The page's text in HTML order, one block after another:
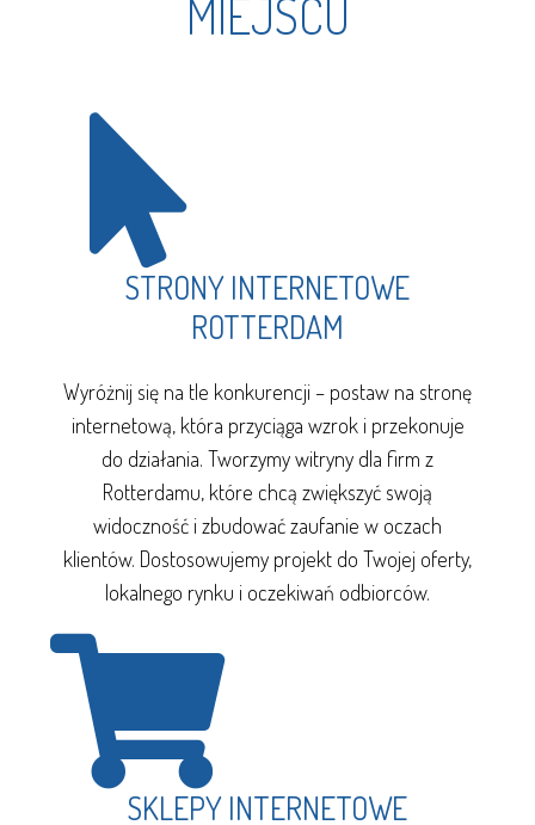
MIEJSCU
STRONY INTERNETOWE
ROTTERDAM
Wyróżnij się na tle konkurencji – postaw na stronę
internetową, która przyciąga wzrok i przekonuje
do działania. Tworzymy witryny dla firm z
Rotterdamu, które chcą zwiększyć swoją
widoczność i zbudować zaufanie w oczach
klientów. Dostosowujemy projekt do Twojej oferty,
lokalnego rynku i oczekiwań odbiorców.
SKLEPY INTERNETOWE